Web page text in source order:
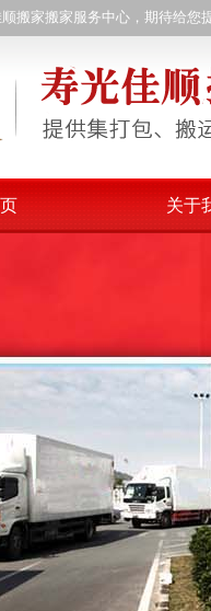
搬家搬家服务中心，期待给您
关于